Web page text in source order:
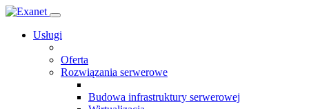
Usługi
Oferta
Rozwiązania serwerowe
Budowa infrastruktury serwerowej